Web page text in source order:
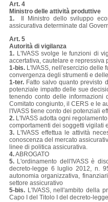
Art. 4
Ministro delle attività produttive
1. Il Ministro dello sviluppo
assicurativa determinate dal
Art. 5
Autorità di vigilanza
1. L'IVASS svolge le funzioni di
accertativa, cautelare e
1-bis. L'IVASS, nell'esercizio delle
convergenza degli strumenti e
1-ter. Fatto salvo quanto previsto
potenziale impatto delle sue
tenendo conto delle informazioni
Comitato congiunto, il CERS e le
l'IVASS tiene conto dei potenziali
2. L'IVASS adotta ogni
comportamenti dei soggetti vigilati
3. L'IVASS effettua le attività
conoscenza del mercato
linee di politica assicurativa.
4.ABROGATO
5. L'ordinamento dell'IVASS è
decreto-legge 6 luglio 2012, n.
autonomia organizzativa,
settore assicurativo
5-bis. L'IVASS, nell'ambito della
Capo I del Titolo I del decreto-